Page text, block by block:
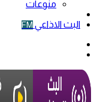
منوعات
البث الاذاعي FM